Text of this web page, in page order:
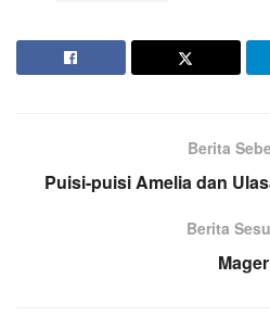
Berita
Puisi-puisi Amelia dan
Berita
Mager